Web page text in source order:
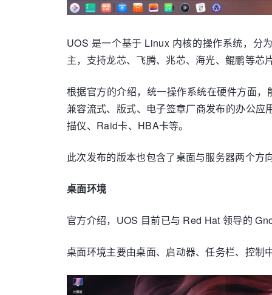
UOS 是一个基于 Linux 内核的操作系统，分
主，支持龙芯、飞腾、兆芯、海光、鲲鹏等
根据官方的介绍，统一操作系统在硬件方面
兼容流式、版式、电子签章厂商发布的办公
描仪、Raid卡、HBA卡等。
此次发布的版本也包含了桌面与服务器两个方
桌面环境
官方介绍，UOS 目前已与 Red Hat 领导的
桌面环境主要由桌面、启动器、任务栏、控制